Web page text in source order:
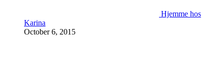
Hjemme hos
Karina
October 6, 2015